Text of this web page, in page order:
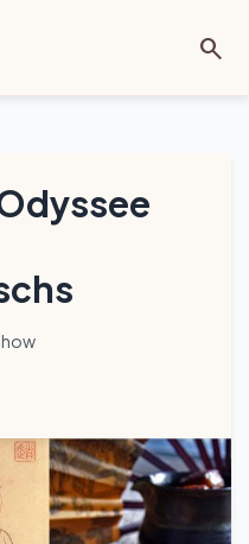
search